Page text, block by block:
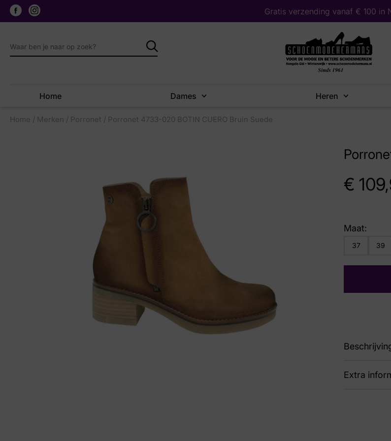
Gratis verzending vanaf € 100 in
Home Dames Heren
Home / Merken / Porronet / Porronet 4733-020 BOTIN CUERO Bruin Suede
€
Maat:
37 39
90 4733-
Extra